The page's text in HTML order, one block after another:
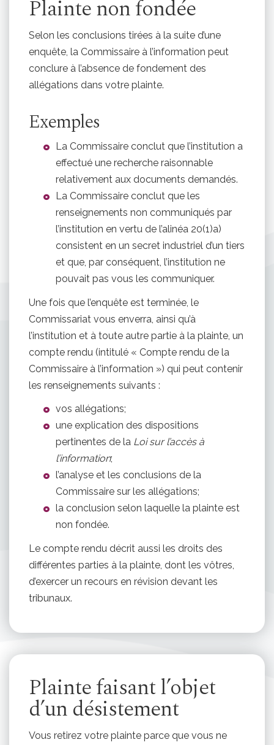
Plainte non fondée
Selon les conclusions tirées à la suite d’une
enquête, la Commissaire à l’information peut
conclure à l’absence de fondement des
allégations dans votre plainte.
Exemples
La Commissaire conclut que l’institution a
effectué une recherche raisonnable
relativement aux documents demandés.
La Commissaire conclut que les
renseignements non communiqués par
l’institution en vertu de l’alinéa 20(1)a)
consistent en un secret industriel d’un tiers
et que, par conséquent, l’institution ne
pouvait pas vous les communiquer.
Une fois que l’enquête est terminée, le
Commissariat vous enverra, ainsi qu’à
l’institution et à toute autre partie à la plainte, un
compte rendu (intitulé « Compte rendu de la
Commissaire à l’information ») qui peut contenir
les renseignements suivants :
vos allégations;
une explication des dispositions
pertinentes de la Loi sur l’accès à
l’information;
l’analyse et les conclusions de la
Commissaire sur les allégations;
la conclusion selon laquelle la plainte est
non fondée.
Le compte rendu décrit aussi les droits des
différentes parties à la plainte, dont les vôtres,
d’exercer un recours en révision devant les
tribunaux.
Plainte faisant l’objet
d’un désistement
Vous retirez votre plainte parce que vous ne